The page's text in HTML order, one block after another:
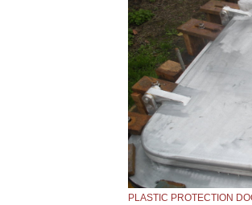
PLASTIC PROTECTION